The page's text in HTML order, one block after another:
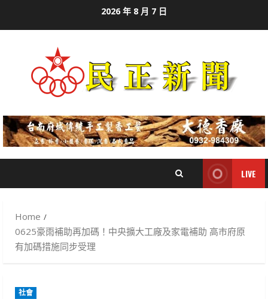
2026 年 8 月 7 日
LIVE
Home
0625豪雨補助再加碼！中央擴大工廠及家電補助 高市府原
有加碼措施同步受理
社會